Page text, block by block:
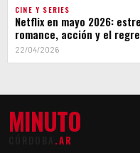
CINE Y SERIES
Netflix en mayo 2026:
romance, acción y el
22/04/2026
MINUTO
.AR